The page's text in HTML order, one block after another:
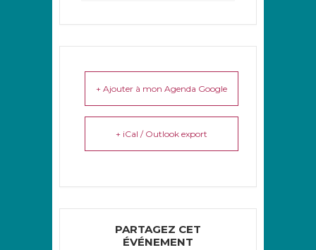
+ Ajouter à mon Agenda Google
+ iCal / Outlook export
PARTAGEZ CET
ÉVÉNEMENT